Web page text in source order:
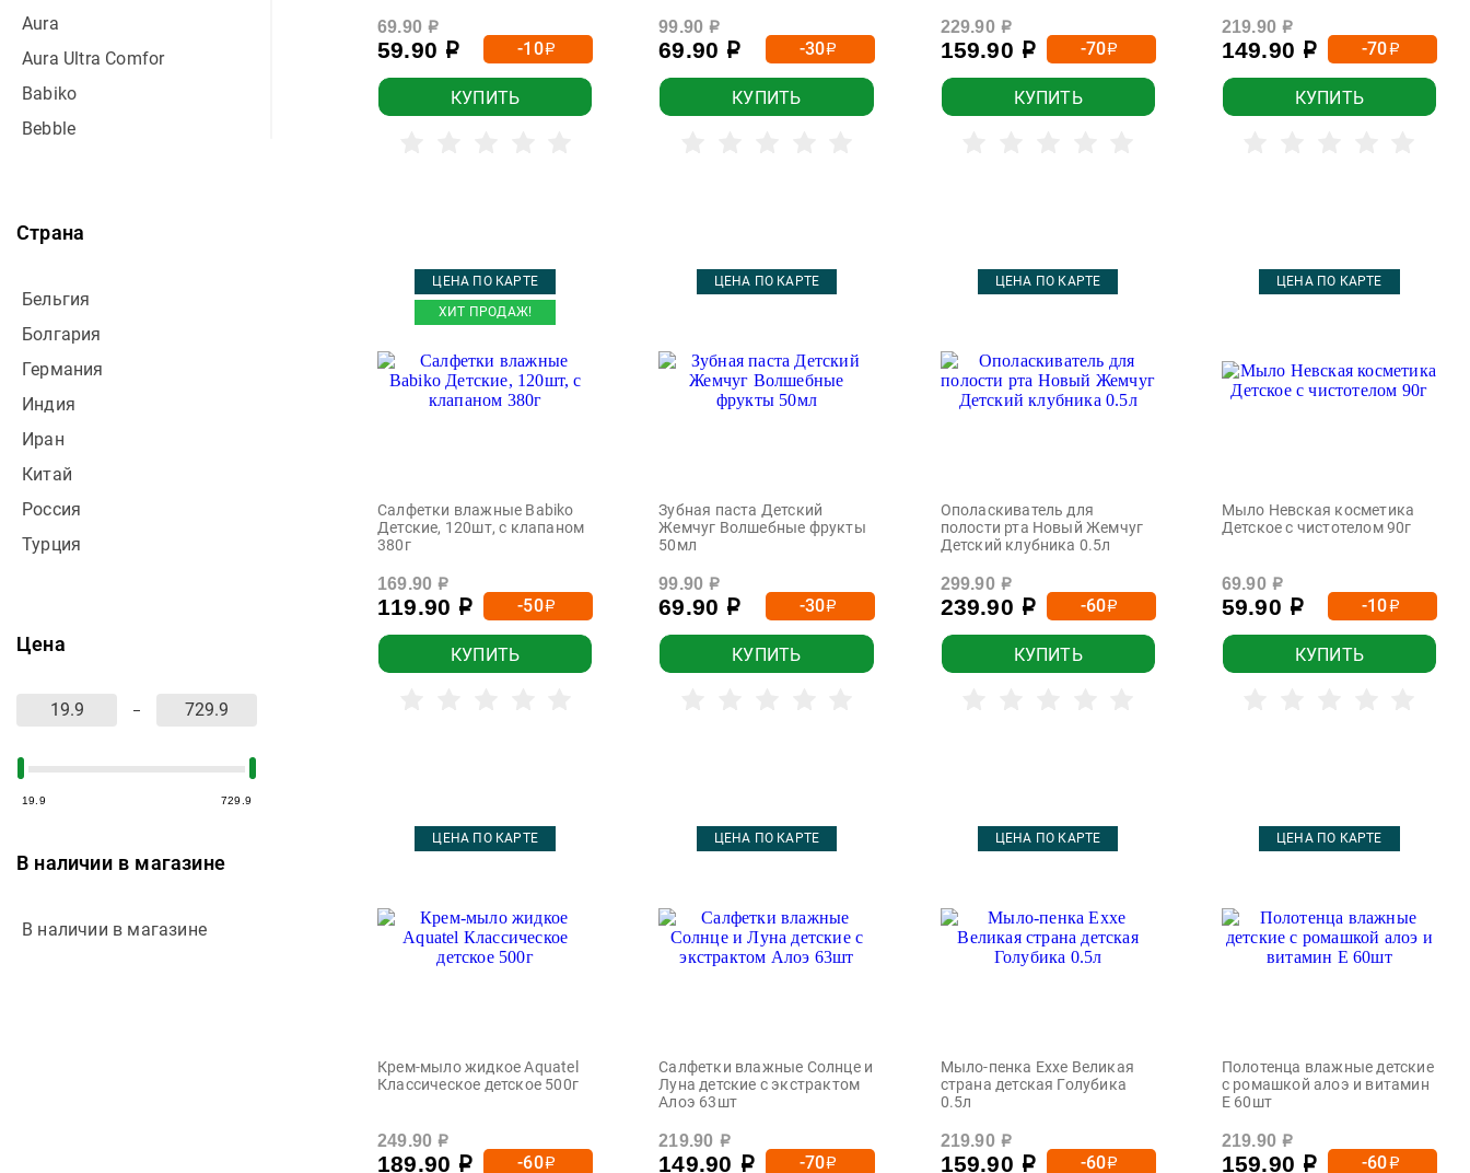
ванн
Средства для ухода за
влажная
Шампунь для волос
Aura
Aura Ultra Comfor
Babiko
Bebble
Delicare
Exxe
Grendy
Happy Balm
happy moments
Lacalut
Lakalut
Little Love
Longa Vita
Pamperino
Splat
Tiswell
Авангард
Алиса
Страна
Бельгия
Болгария
Германия
Индия
Иран
Китай
Россия
Турция
Цена
19.9 729.9
В наличии в магазине
В наличии в магазине
69.90 р
59.90 р -10р
КУПИТЬ
99.90 р
69.90 р -30р
КУПИТЬ
229.90 р
159.90 р -70р
КУПИТЬ
219.90 р
149.90 р -70р
КУПИТЬ
ЦЕНА ПО КАРТЕ
ХИТ ПРОДАЖ!
Салфетки влажные Babiko
Детские, 120шт, с клапаном
380г
169.90 р
119.90 р -50р
КУПИТЬ
ЦЕНА ПО КАРТЕ
Зубная паста Детский
Жемчуг Волшебные фрукты
50мл
99.90 р
69.90 р -30р
КУПИТЬ
ЦЕНА ПО КАРТЕ
Ополаскиватель для
полости рта Новый Жемчуг
Детский клубника 0.5л
299.90 р
239.90 р -60р
КУПИТЬ
ЦЕНА ПО КАРТЕ
Мыло Невская косметика
Детское с чистотелом 90г
69.90 р
59.90 р -10р
КУПИТЬ
ЦЕНА ПО КАРТЕ
Крем-мыло жидкое Aquatel
Классическое детское 500г
249.90 р
189.90 р -60р
ЦЕНА ПО КАРТЕ
Cалфетки влажные Солнце и
Луна детские с экстрактом
Алоэ 63шт
219.90 р
149.90 р -70р
ЦЕНА ПО КАРТЕ
Мыло-пенка Exxe Великая
страна детская Голубика
0.5л
219.90 р
159.90 р -60р
ЦЕНА ПО КАРТЕ
Полотенца влажные детские
с ромашкой алоэ и витамин
Е 60шт
219.90 р
159.90 р -60р